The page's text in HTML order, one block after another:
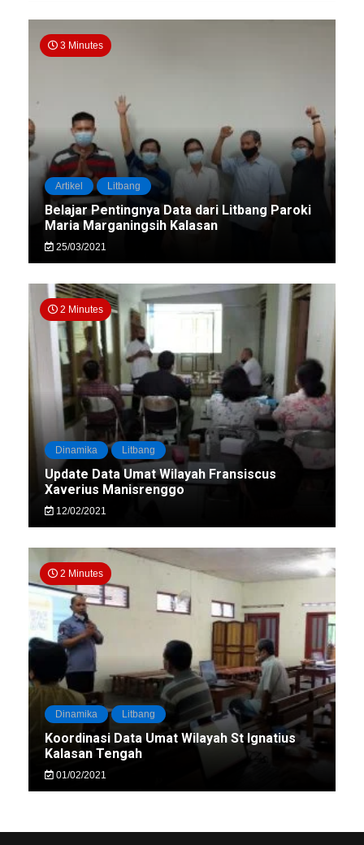
3 Minutes
Artikel Litbang
Belajar Pentingnya Data dari Litbang Paroki
Maria Marganingsih Kalasan
25/03/2021
2 Minutes
Dinamika Litbang
Update Data Umat Wilayah Fransiscus
Xaverius Manisrenggo
12/02/2021
2 Minutes
Dinamika Litbang
Koordinasi Data Umat Wilayah St Ignatius
Kalasan Tengah
01/02/2021